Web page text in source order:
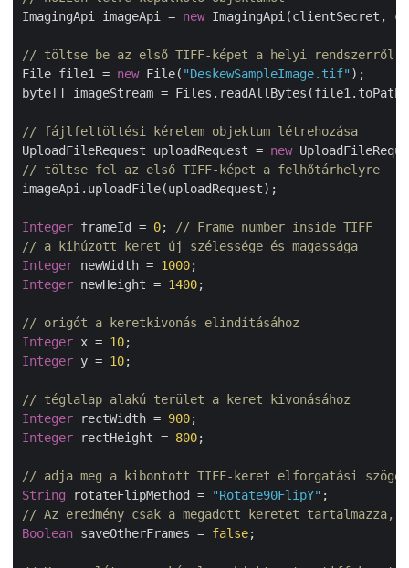
ImagingApi imageApi = new ImagingApi(clientSecret,
// töltse be az első TIFF-képet a helyi rendszerről
File file1 = new File( "DeskewSampleImage.tif" );
byte[] imageStream =
// fájlfeltöltési kérelem objektum létrehozása
UploadFileRequest uploadRequest = new
// töltse fel az első TIFF-képet a felhőtárhelyre
imageApi.uploadFile(uploadRequest);
Integer frameId = 0; // Frame number inside TIFF
// a kihúzott keret új szélessége és magassága
Integer newWidth = 1000
Integer newHeight = 1400;
// origót a keretkivonás elindításához
Integer x = 10
Integer y = 10;
// téglalap alakú terület a keret kivonásához
Integer rectWidth = 900
Integer rectHeight = 800;
// adja meg a kibontott TIFF-keret elforgatási szögét
String rotateFlipMethod = "Rotate90FlipY"
// Az eredmény csak a megadott keretet tartalmazza,
Boolean saveOtherFrames = false;